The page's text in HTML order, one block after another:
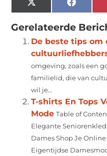
X
(Twitter)
Gerelateerde
De beste tips om
omgeving, zoals een
familielid, die van
wil je...
T-shirts En Tops
Mode Table of
Elegante
Dames Shop Je
Eigentijdse